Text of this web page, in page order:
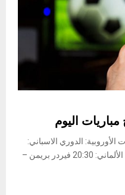
مباريات اليوم
الأوروبية: ​الدوري الاسباني​:
21:00 ليغانيس – رايو فاليكانو ​الدوري الألماني​: 20:30 فيردر بريمن –